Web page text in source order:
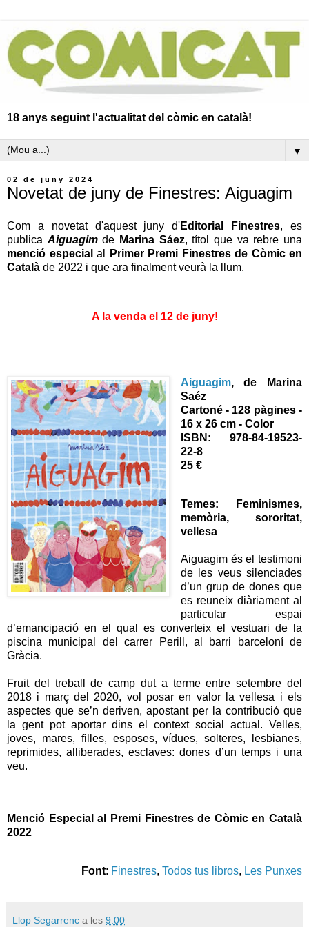
18 anys seguint l'actualitat del còmic en català!
▼
02 de juny 2024
Novetat de juny de Finestres: Aiguagim
Com a novetat d'aquest juny d'Editorial Finestres, es
publica Aiguagimde Marina Sáez, títol que va rebre una
menció especial al
Primer Premi Finestres de Còmic en
Català de 2022 i que ara finalment veurà la llum.
A la venda el 12 de juny!
Aiguagim, de Marina
Saéz
Cartoné - 128 pàgines -
16 x 26 cm - Color
ISBN:
978-84-19523-
22-8
25 €
Temes: Feminismes,
memòria, sororitat,
vellesa
Aiguagim és el testimoni
de les veus silenciades
d’un grup de dones que
es reuneix diàriament al
particular espai
d’emancipació en el qual es converteix el vestuari de la
piscina municipal del carrer Perill, al barri barceloní de
Gràcia.
Fruit del treball de camp dut a terme entre setembre del
2018 i març del 2020, vol posar en valor la vellesa i els
aspectes que se’n deriven, apostant per la contribució que
la gent pot aportar dins el context social actual. Velles,
joves, mares, filles, esposes, vídues, solteres, lesbianes,
reprimides, alliberades, esclaves: dones d’un temps i una
veu.
Menció Especial al Premi Finestres de Còmic en Català
2022
Font: Finestres, Todos tus libros, Les Punxes
Llop Segarrenc a les 9:00